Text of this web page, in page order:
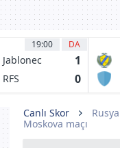
19:00 DA
Jablonec 1
RFS 0
Canlı Skor Rusya
Moskova maçı